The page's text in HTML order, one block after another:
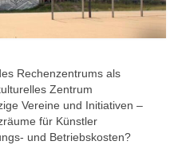
Rechenzentrums als
Zentrum
Vereine und Initiativen –
für Künstler
und Betriebskosten?